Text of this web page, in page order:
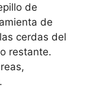
de
de
cerdas del
restante.